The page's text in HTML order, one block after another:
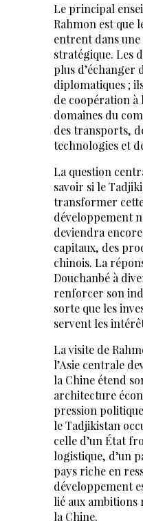
Le principal
Rahmon est que
entrent dans
stratégique. Les
plus d’échanger
diplomatiques ;
de coopération
domaines du
des transports,
technologies et
La question
savoir si le
transformer
développement
deviendra
capitaux, des
chinois. La
Douchanbé à
renforcer son
sorte que les
servent les
La visite de
l’Asie centrale
la Chine étend
architecture
pression
le Tadjikistan
celle d’un État
logistique, d’un
pays riche en
développement
lié aux ambitions
la Chine.